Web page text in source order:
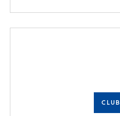
CLUB